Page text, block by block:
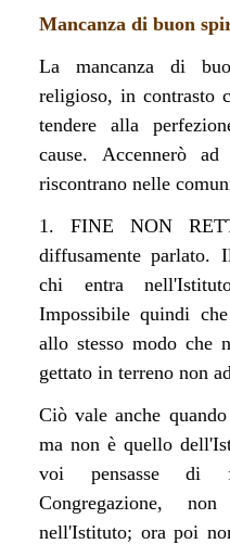
RICERCARE...
Mancanza di buon
La mancanza di
religioso, in contrasto
tendere alla
cause. Accennerò
riscontrano nelle
1. FINE NON
diffusamente parlato.
chi entra
Impossibile quindi
allo stesso modo che
gettato in terreno non
Ciò vale anche
ma non è quello
voi pensasse di
Congregazione,
nell'Istituto; ora poi